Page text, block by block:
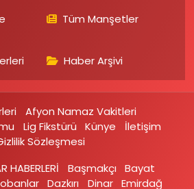
Tüm Manşetler
Haber Arşivi
Afyon Namaz Vakitleri
Lig Fikstürü Künye
İletişim
Sözleşmesi
HABERLERİ
Başmakçı
Bayat
Dazkırı Dinar Emirdağ‎